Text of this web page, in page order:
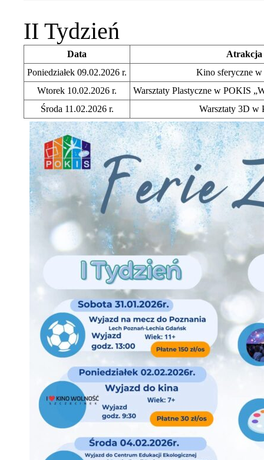
II Tydzień
Data
Atrakcja
Poniedziałek 09.02.2026 r.
Kino sferyczne
Wtorek 10.02.2026 r.
Warsztaty Plastyczne w POKIS
Środa 11.02.2026 r.
Warsztaty 3D w